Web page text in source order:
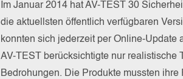
Im Januar 2014 hat AV-TEST 30
die aktuellsten öffentlich verfügbaren
konnten sich jederzeit per Online-Update
AV-TEST berücksichtigte nur realistische
Bedrohungen. Die Produkte mussten